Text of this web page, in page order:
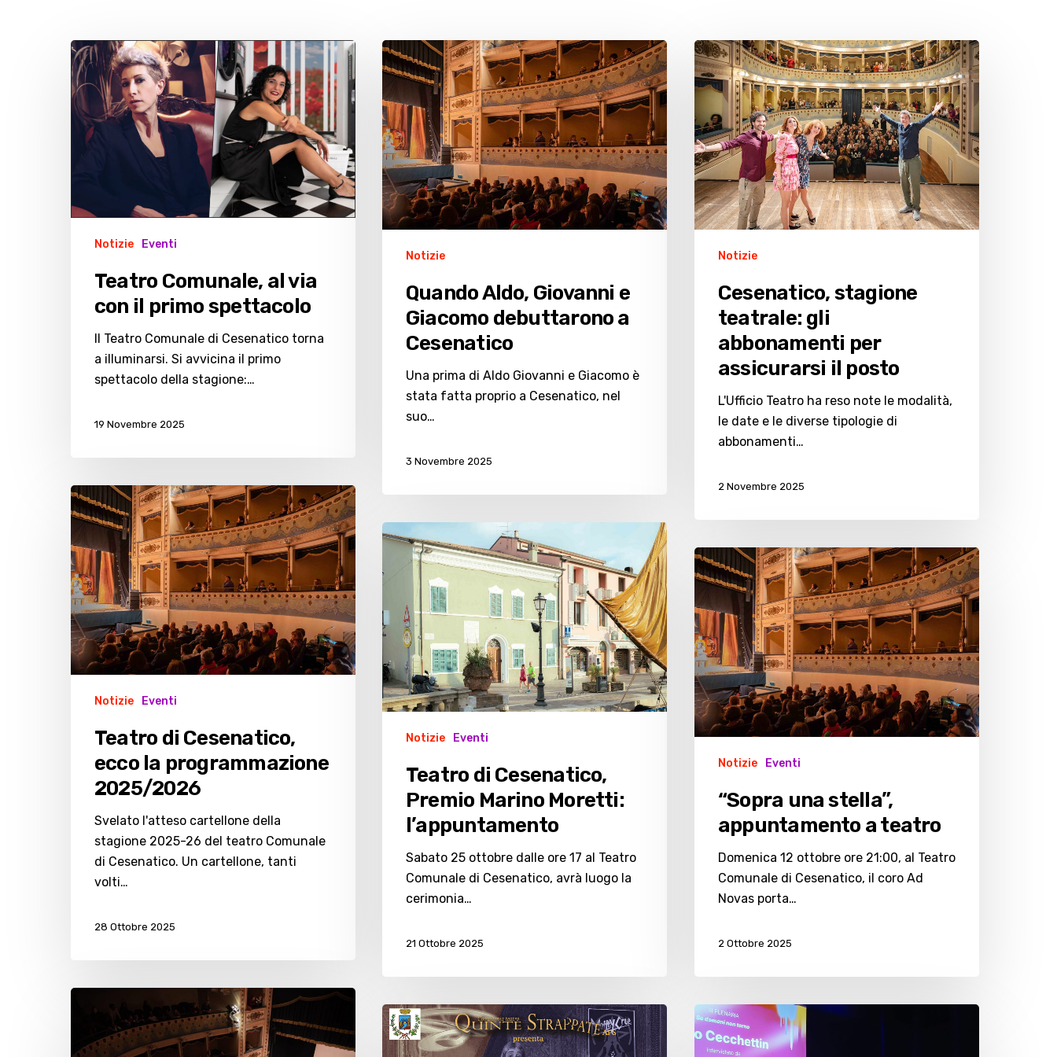
Teatro
Comunale,
al
via
con
Notizie Eventi
Teatro Comunale, al via
con il primo spettacolo
Il Teatro Comunale di Cesenatico torna
a illuminarsi. Si avvicina il primo
spettacolo della stagione:…
19 Novembre 2025
Quando
Aldo,
Giovanni
e
Giacomo
debuttarono
a
Cesenatico
Notizie
Quando Aldo, Giovanni e
Giacomo debuttarono a
Cesenatico
Una prima di Aldo Giovanni e Giacomo è
stata fatta proprio a Cesenatico, nel
suo…
3 Novembre 2025
Cesenatico,
stagione
teatrale:
abbonamenti
per
assicurarsi
il
posto
Notizie
Cesenatico, stagione
teatrale: gli
abbonamenti per
assicurarsi il posto
L'Ufficio Teatro ha reso note le modalità,
le date e le diverse tipologie di
abbonamenti…
2 Novembre 2025
Teatro
di
Cesenatico,
ecco
la
programmazione
2025/2026
Notizie Eventi
Teatro di Cesenatico,
ecco la programmazione
2025/2026
Svelato l'atteso cartellone della
stagione 2025-26 del teatro Comunale
di Cesenatico. Un cartellone, tanti
volti…
28 Ottobre 2025
Teatro
Cesenatico,
Premio
Marino
Moretti:
l’appuntamento
Notizie Eventi
Teatro di Cesenatico,
Premio Marino Moretti:
l’appuntamento
Sabato 25 ottobre dalle ore 17 al Teatro
Comunale di Cesenatico, avrà luogo la
cerimonia…
21 Ottobre 2025
“Sopra
una
appuntamento
a
teatro
Notizie Eventi
“Sopra una stella”,
appuntamento a teatro
Domenica 12 ottobre ore 21:00, al Teatro
Comunale di Cesenatico, il coro Ad
Novas porta…
2 Ottobre 2025
“Dear
Gianluca”:
concerto
“Il
malato
immaginario”
Gino
Cecchettin:
la